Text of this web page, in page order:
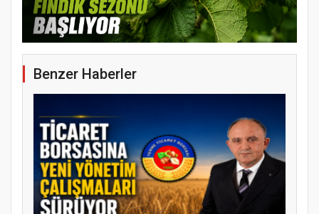
ÜYE KATILIM PROGRAMI
Benzer Haberler